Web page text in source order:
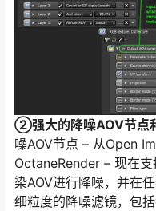
②强大的降噪AOV节点
噪AOV节点 – 从Open
OctaneRender – 现在
染AOV进行降噪，并在
细粒度的降噪滤镜，包